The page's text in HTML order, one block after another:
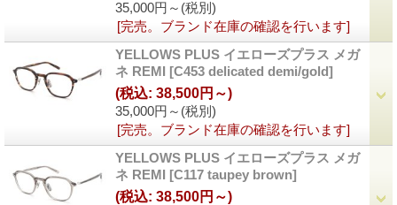
35,000円～ (税別)
[完売。ブランド在庫の確認を行います]
YELLOWS PLUS イエローズプラス メガ
ネ REMI [C453 delicated demi/gold]
35,000円～ (税別)
(税込: 38,500円～)
[完売。ブランド在庫の確認を行います]
YELLOWS PLUS イエローズプラス メガ
ネ REMI [C117 taupey brown]
(税込: 38,500円～)